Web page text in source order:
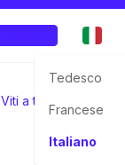
Tedesco
Francese
Italiano
Viti a testa